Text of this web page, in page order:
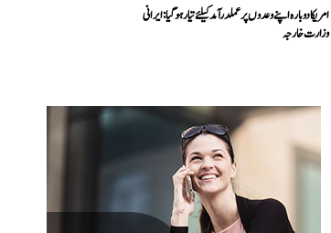
امریکا دوبارہ اپنے وعدوں پر عملدرآمد کیلئے تیار ہو گیا: ایرانی
وزارت خارجہ